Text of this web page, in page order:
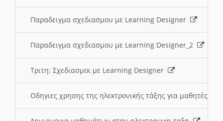
Παραδειγμα σχεδιασμου με Learning Designer
Παραδειγμα σχεδιασμου με Learning Designer_2
Τριτη: Σχεδιασμοι με Learning Designer
Οδηγιες χρησης της ηλεκτρονικής τάξης για μαθητές